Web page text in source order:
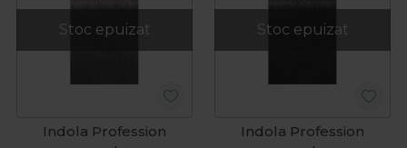
Stoc epuizat
Indola Profession
Stoc epuizat
Indola Profession